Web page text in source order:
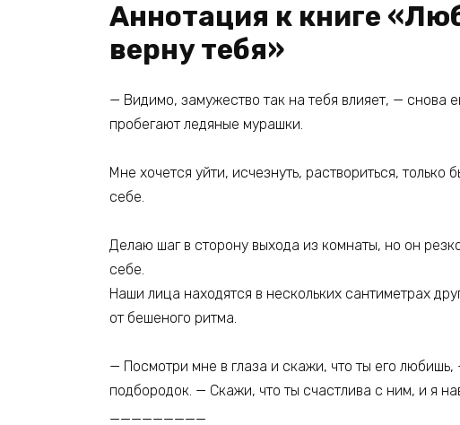
Аннотация к книге
верну тебя»
— Видимо, замужество так на тебя влияет, — снова
пробегают ледяные мурашки.
Мне хочется уйти, исчезнуть, раствориться,
себе.
Делаю шаг в сторону выхода из комнаты, но он
себе.
Наши лица находятся в нескольких сантиметрах
от бешеного ритма.
— Посмотри мне в глаза и скажи, что ты его
подбородок. — Скажи, что ты счастлива с ним, и я
_________